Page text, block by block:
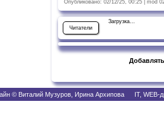
Опубликовано: 02/12/25, 00:25 | mod
Читатели
Загрузка...
© Виталий Музуров, Ирина Архипова IT, WEB-